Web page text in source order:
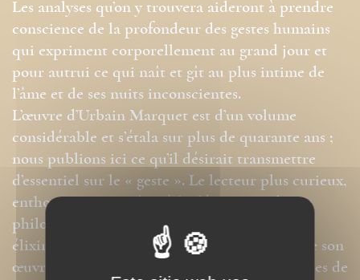
Les analyses qu’on y trouvera aideront à prendre
conscience de la profondeur des gestes humains
qui expriment corporellement au grand jour et
pour autrui ce qui naît et gît au plus intime de
l’âme et de ses nuits inconscientes.
L’œuvre d’Urbain Marquet est d’un volume
considérable et s’étala sur plus de quarante ans ;
nous publions ici ce qu’il désirait transmettre
d’essentiel sur le « geste ». Le lecteur plus curieux,
enthousiaste peut-être à la découverte d’un «
philosophe inconnu », après avoir goûté à cet
élixir de l’esprit, pourra trouver l’ensemble de son
œuvre conservée aux Archives départementales de